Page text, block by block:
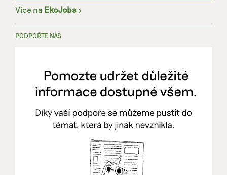
Více na EkoJobs >
PODPOŘTE NÁS